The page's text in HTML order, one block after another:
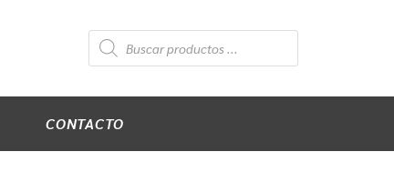
Búsqueda
de
productos
CONTACTO